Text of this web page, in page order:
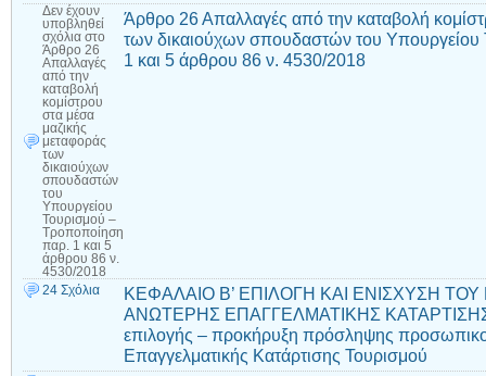
Δεν έχουν
υποβληθεί
σχόλια στο
Άρθρο 26
Απαλλαγές
από την
καταβολή
κομίστρου
στα μέσα
μαζικής
μεταφοράς
των
δικαιούχων
σπουδαστών
του
Υπουργείου
Τουρισμού –
Τροποποίηση
παρ. 1 και 5
άρθρου 86 ν.
4530/2018
Άρθρο 26 Απαλλαγές από την καταβολή
των δικαιούχων σπουδαστών του
1 και 5 άρθρου 86 ν. 4530/2018
24 Σχόλια
ΚΕΦΑΛΑΙΟ Β’ ΕΠΙΛΟΓΗ ΚΑΙ ΕΝΙΣΧΥΣΗ
ΑΝΩΤΕΡΗΣ ΕΠΑΓΓΕΛΜΑΤΙΚΗΣ ΚΑΤΑΡΤΙΣΗΣ
επιλογής – προκήρυξη πρόσληψης
Επαγγελματικής Κατάρτισης Τουρισμού